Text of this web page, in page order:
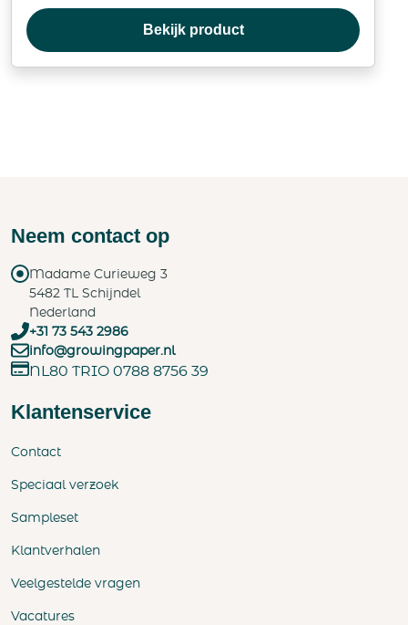
Bekijk product
Neem contact op
Madame Curieweg 3
5482 TL Schijndel
Nederland
+31 73 543 2986
info@growingpaper.nl
NL80 TRIO 0788 8756 39
Klantenservice
Contact
Speciaal verzoek
Sampleset
Klantverhalen
Veelgestelde vragen
Vacatures